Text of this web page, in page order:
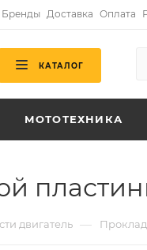
Бренды Доставка Оплата
КАТАЛОГ
МОТОТЕХНИКА
двигатель —